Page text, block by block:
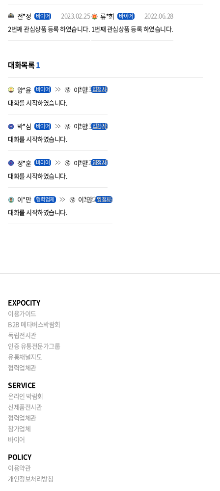
전*정 바이어
2번째 관심상품 등록 하였습니다.
2023.02.25 류*희 바이어
1번째 관심상품 등록 하였습니다.
2022.06.28
대화목록1
양*윤 바이어 이*만 입점사
대화를 시작하였습니다.
2023.03.29
박*심 바이어 이*만 입점사
대화를 시작하였습니다.
2023.02.06
정*훈 바이어 이*만 입점사
대화를 시작하였습니다.
2022.10.27
이*만 협력업체 이*만 입점사
대화를 시작하였습니다.
2022.03.25
EXPOCITY
이용가이드
B2B 메타버스박람회
독립전시관
인증 유통전문가그룹
유통채널지도
협력업체관
SERVICE
온라인 박람회
신제품전시관
협력업체관
참가업체
바이어
POLICY
이용약관
개인정보처리방침